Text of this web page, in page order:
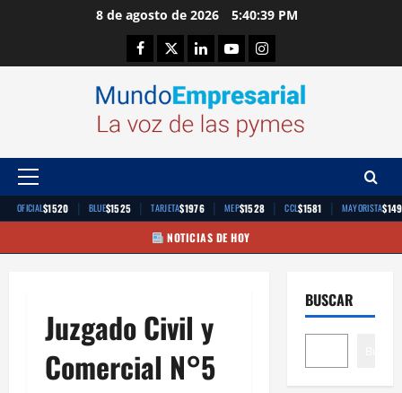
8 de agosto de 2026 5:40:40 PM
Facebook
TwitterLinkedinYoutubeInstagram
Menú
principal
OFICIAL$1520 | BLUE$1525 | TARJETA$1976 | MEP$1528 | CCL$1581 | MAYORISTA
NOTICIAS DE HOY
Juzgado Civil y
Comercial N°5
BUSCAR